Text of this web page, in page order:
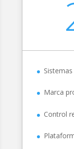
Marca
Control